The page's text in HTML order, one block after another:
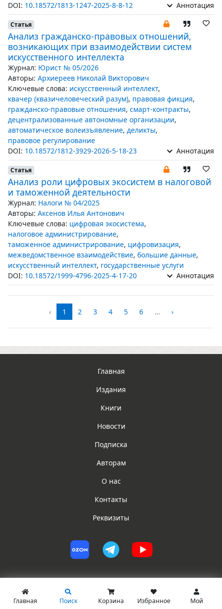
DOI: 10.18572/1813-1247-2025-8-8-12 Аннотация
Статья
Анализ гражданско-правовых отношений,
возникающих при взаимодействии систем
искусственного интеллекта
Журнал: Юрист № 05/2026
Авторы: Архиереев Николай Викторович
Ключевые слова: искусственный интеллект,
квачер (квазичеловеческий разум), правовая фикция,
гражданско-правовые отношения, смарт-контракты,
децентрализованные автономные организации,
автоматическое волеизъявление, деликты,
правовое регулирование
DOI: 10.18572/1812-3929-2026-5-18-23 Аннотация
Статья
Анализ роли цифровых экосистем в налоговой
и таможенной деятельности
Журнал: Налоги № 04/2025
Авторы: Аксенов Илья Антонович
Ключевые слова: цифровая экосистема,
налоговое администрирование,
таможенное администрирование, цифровизация,
межведомственное взаимодействие, большие данные,
искусственный интеллект, государственные услуги
DOI: 10.18572/1999-4796-2025-4-17-20 Аннотация
‹ 1 2 3 4 5 6 … ›
Главная
Издания
Книги
Новости
Подписка
Авторам
О нас
Контакты
Реквизиты
© ИГ ЮРИСТ
Главная Поиск Корзина Избранное Мой